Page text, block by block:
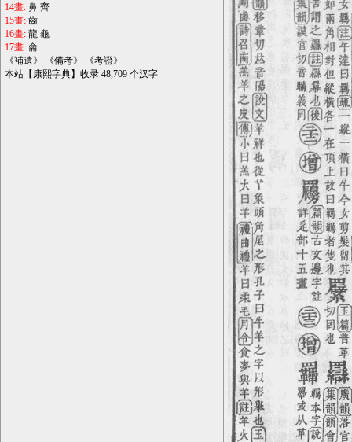
14畫: 鼻 齊
15畫: 齒
16畫: 龍 龜
17畫: 龠
《補遺》 《備考》 《考證》
本站【康熙字典】收录 48,709 个汉字